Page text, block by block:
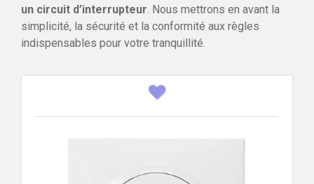
un circuit d’interrupteur. Nous mettrons en avant la
simplicité, la sécurité et la conformité aux règles
indispensables pour votre tranquillité.